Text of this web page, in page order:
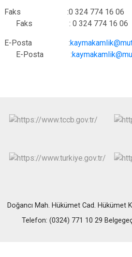
Faks :0 324
Faks : 0 324 774 16 06
E-Posta :
E-Posta :
Doğancı Mah. Hükümet Cad. Hükümet
Telefon: (0324) 771 10 29